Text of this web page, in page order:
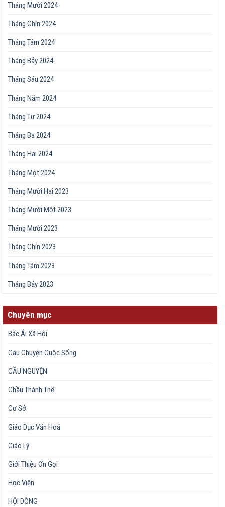
Tháng Mười 2024
Tháng Chín 2024
Tháng Tám 2024
Tháng Bảy 2024
Tháng Sáu 2024
Tháng Năm 2024
Tháng Tư 2024
Tháng Ba 2024
Tháng Hai 2024
Tháng Một 2024
Tháng Mười Hai 2023
Tháng Mười Một 2023
Tháng Mười 2023
Tháng Chín 2023
Tháng Tám 2023
Tháng Bảy 2023
Chuyên mục
Bác Ái Xã Hội
Câu Chuyện Cuộc Sống
CẦU NGUYỆN
Chầu Thánh Thể
Cơ Sở
Giáo Dục Văn Hoá
Giáo Lý
Giới Thiệu Ơn Gọi
Học Viện
HỘI DÒNG